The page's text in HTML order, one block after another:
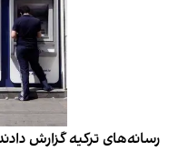
رسانه‌های ترکیه‌ گزارش